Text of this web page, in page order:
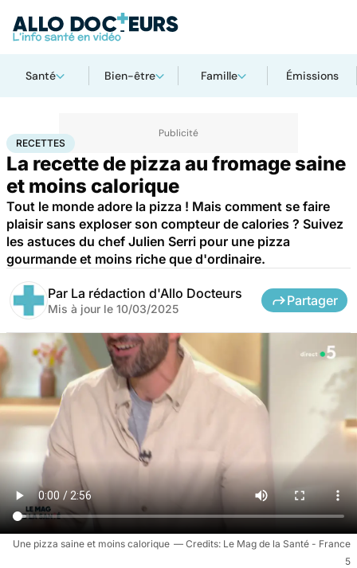
Santé Bien-être Famille Émissions
AccueilBien-être Recettes
RECETTES
La recette de pizza au fromage saine
et moins calorique
Tout le monde adore la pizza ! Mais comment se faire
plaisir sans exploser son compteur de calories ? Suivez
les astuces du chef Julien Serri pour une pizza
gourmande et moins riche que d'ordinaire.
Par La rédaction d'Allo Docteurs
Mis à jour le 10/03/2025
Partager
Une pizza saine et moins calorique
Le Mag de la Santé - France
5